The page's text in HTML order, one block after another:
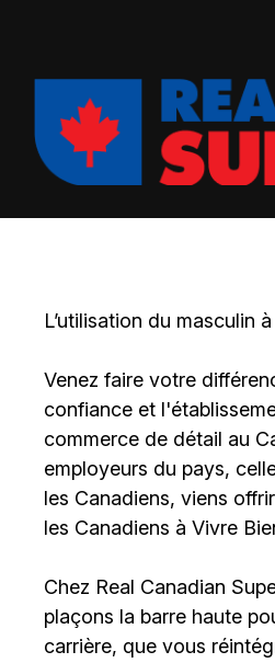
L’utilisation du masculin
Venez faire votre
confiance et
commerce de détail au
employeurs du pays,
les Canadiens, viens
les Canadiens à Vivre
Chez Real Canadian
plaçons la barre haute
carrière, que vous